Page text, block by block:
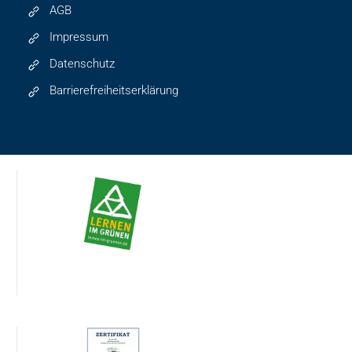
AGB
Impressum
Datenschutz
Barrierefreiheitserklärung